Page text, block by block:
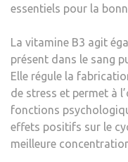
essentiels pour la
La vitamine B3 agit
présent dans le sang
Elle régule la
de stress et permet à
fonctions
effets positifs sur le
meilleure